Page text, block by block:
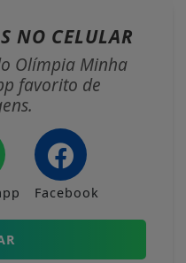
NO CELULAR
Olímpia Minha
favorito de
Facebook